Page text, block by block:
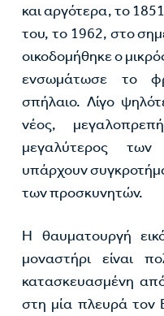
και αργότερα, το
του, το 1962, στο
οικοδομήθηκε ο
ενσωμάτωσε το
σπήλαιο. Λίγο
νέος,
μεγαλύτερος
υπάρχουν
των προσκυνητών.
Η θαυματουργή
μοναστήρι είναι
κατασκευασμένη από
στη μία πλευρά τον